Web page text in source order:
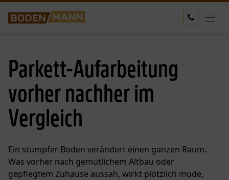
Parkett-Aufarbeitung
vorher nachher im
Vergleich
Ein stumpfer Boden verändert einen ganzen Raum.
Was vorher nach gemütlichem Altbau oder
gepflegtem Zuhause aussah, wirkt plötzlich müde,